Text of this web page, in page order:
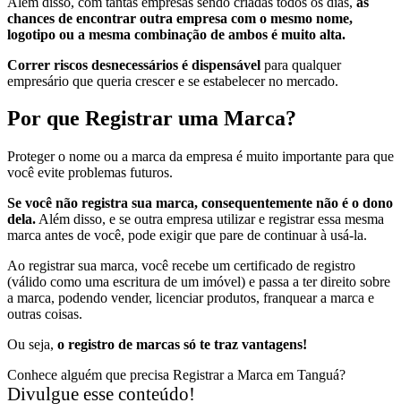
chances de encontrar outra empresa com o mesmo nome,
logotipo ou a mesma combinação de ambos é muito alta.
Correr riscos desnecessários é dispensável para qualquer
empresário que queria crescer e se estabelecer no mercado.
Por que Registrar uma Marca?
Proteger o nome ou a marca da empresa é muito importante para que
você evite problemas futuros.
Se você não registra sua marca, consequentemente não é o dono
dela. Além disso, e se outra empresa utilizar e registrar essa mesma
marca antes de você, pode exigir que pare de continuar à usá-la.
Ao registrar sua marca, você recebe um certificado de registro
(válido como uma escritura de um imóvel) e passa a ter direito sobre
a marca, podendo vender, licenciar produtos, franquear a marca e
outras coisas.
Ou seja, o registro de marcas só te traz vantagens!
Conhece alguém que precisa Registrar a Marca em Tanguá?
Divulgue esse conteúdo!